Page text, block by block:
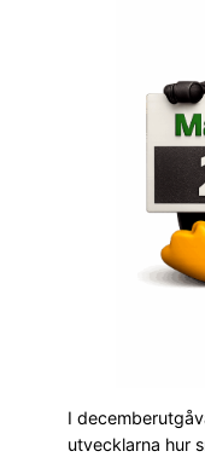
I
utvecklarna hur